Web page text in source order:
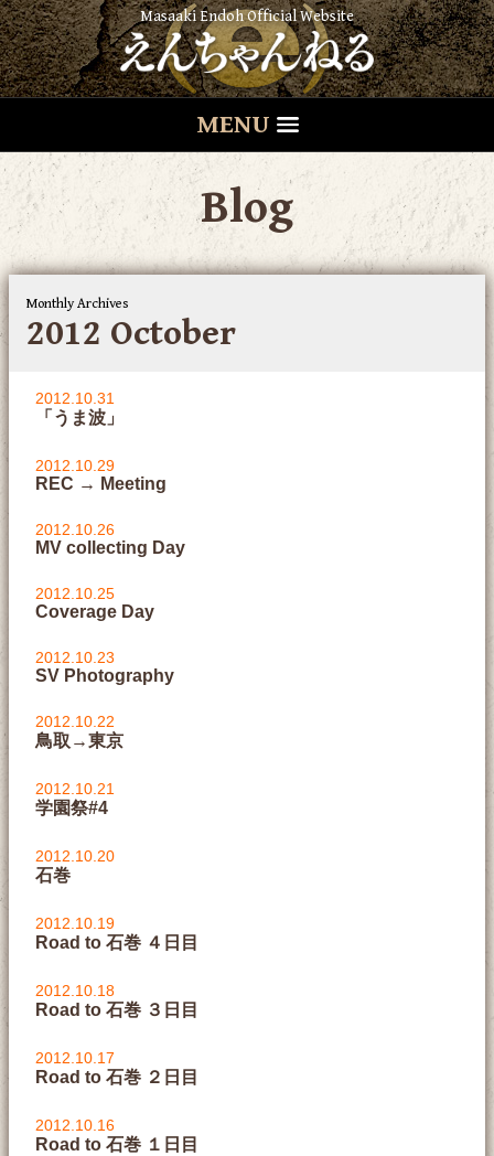
Masaaki Endoh Official Website
MENU
Blog
Monthly Archives
2012 October
2012.10.31
「うま波」
2012.10.29
REC → Meeting
2012.10.26
MV collecting Day
2012.10.25
Coverage Day
2012.10.23
SV Photography
2012.10.22
鳥取→東京
2012.10.21
学園祭#4
2012.10.20
石巻
2012.10.19
Road to 石巻 ４日目
2012.10.18
Road to 石巻 ３日目
2012.10.17
Road to 石巻 ２日目
2012.10.16
Road to 石巻 １日目